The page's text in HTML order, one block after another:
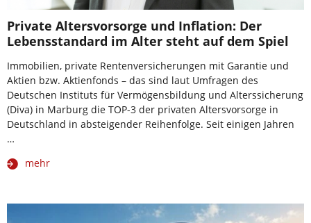
Private Altersvorsorge und Inflation: Der
Lebensstandard im Alter steht auf dem Spiel
Immobilien, private Rentenversicherungen mit Garantie und
Aktien bzw. Aktienfonds – das sind laut Umfragen des
Deutschen Instituts für Vermögensbildung und Alterssicherung
(Diva) in Marburg die TOP-3 der privaten Altersvorsorge in
Deutschland in absteigender Reihenfolge. Seit einigen Jahren
…
mehr